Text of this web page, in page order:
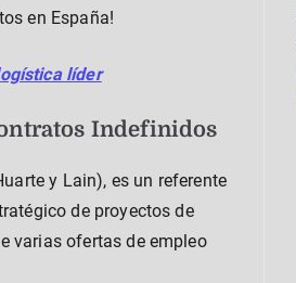
en España!
líder
Indefinidos
y Lain), es un referente
de proyectos de
varias ofertas de empleo